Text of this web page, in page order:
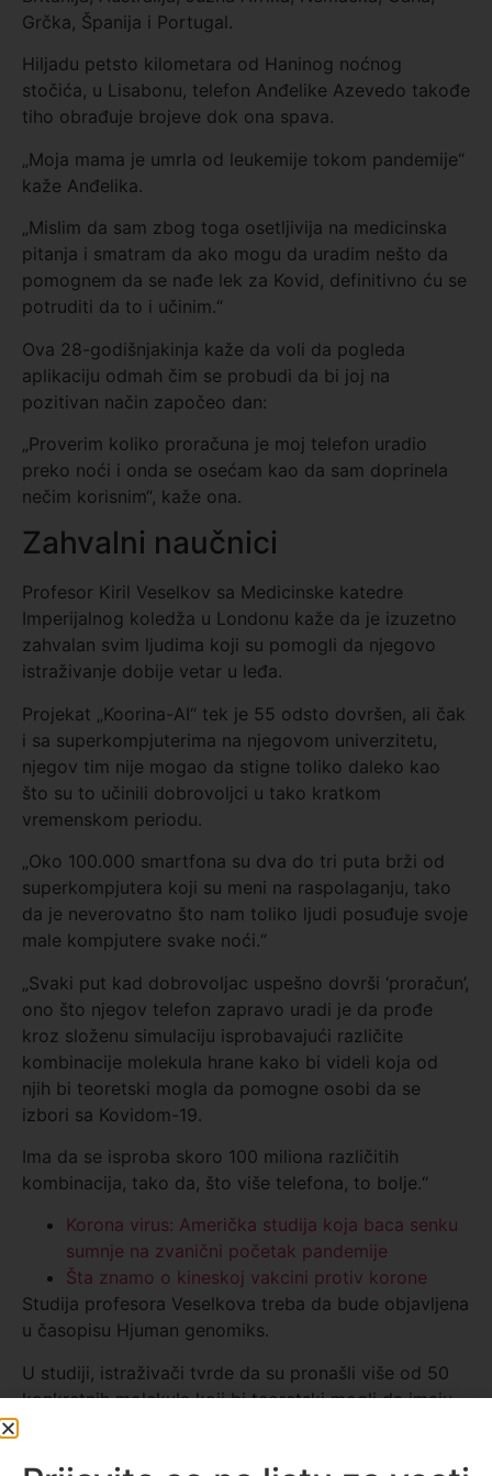
Grčka, Španija i Portugal.
Hiljadu petsto kilometara od Haninog noćnog
stočića, u Lisabonu, telefon Anđelike Azevedo takođe
tiho obrađuje brojeve dok ona spava.
„Moja mama je umrla od leukemije tokom pandemije“
kaže Anđelika.
„Mislim da sam zbog toga osetljivija na medicinska
pitanja i smatram da ako mogu da uradim nešto da
pomognem da se nađe lek za Kovid, definitivno ću se
potruditi da to i učinim.“
Ova 28-godišnjakinja kaže da voli da pogleda
aplikaciju odmah čim se probudi da bi joj na
pozitivan način započeo dan:
„Proverim koliko proračuna je moj telefon uradio
preko noći i onda se osećam kao da sam doprinela
nečim korisnim“, kaže ona.
Zahvalni naučnici
Profesor Kiril Veselkov sa Medicinske katedre
Imperijalnog koledža u Londonu kaže da je izuzetno
zahvalan svim ljudima koji su pomogli da njegovo
istraživanje dobije vetar u leđa.
Projekat „Koorina-AI“ tek je 55 odsto dovršen, ali čak
i sa superkompjuterima na njegovom univerzitetu,
njegov tim nije mogao da stigne toliko daleko kao
što su to učinili dobrovoljci u tako kratkom
vremenskom periodu.
„Oko 100.000 smartfona su dva do tri puta brži od
superkompjutera koji su meni na raspolaganju, tako
da je neverovatno što nam toliko ljudi posuđuje svoje
male kompjutere svake noći.“
„Svaki put kad dobrovoljac uspešno dovrši ‘proračun’,
ono što njegov telefon zapravo uradi je da prođe
kroz složenu simulaciju isprobavajući različite
kombinacije molekula hrane kako bi videli koja od
njih bi teoretski mogla da pomogne osobi da se
izbori sa Kovidom-19.
Ima da se isproba skoro 100 miliona različitih
kombinacija, tako da, što više telefona, to bolje.“
Korona virus: Američka studija koja baca senku
sumnje na zvanični početak pandemije
Šta znamo o kineskoj vakcini protiv korone
Studija profesora Veselkova treba da bude objavljena
u časopisu Hjuman genomiks.
U studiji, istraživači tvrde da su pronašli više od 50
konkretnih molekula koji bi teoretski mogli da imaju
Doktor Sajmon Klark, vanredni profesor Ćelijske